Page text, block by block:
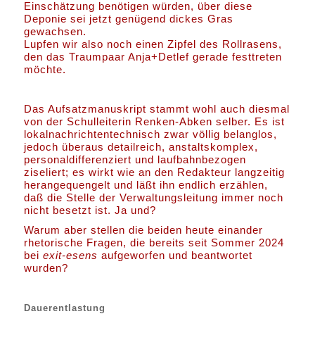
Einschätzung benötigen würden, über diese
Deponie sei jetzt genügend dickes Gras
gewachsen.
Lupfen wir also noch einen Zipfel des Rollrasens,
den das Traumpaar Anja+Detlef gerade festtreten
möchte.
Das Aufsatzmanuskript stammt wohl auch diesmal
von der Schulleiterin Renken-Abken selber. Es ist
lokalnachrichtentechnisch zwar völlig belanglos,
jedoch überaus detailreich, anstaltskomplex,
personaldifferenziert und laufbahnbezogen
ziseliert; es wirkt wie an den Redakteur langzeitig
herangequengelt und läßt ihn endlich erzählen,
daß die Stelle der Verwaltungsleitung immer noch
nicht besetzt ist. Ja und?
Warum aber stellen die beiden heute einander
rhetorische Fragen, die bereits seit Sommer 2024
beiexit-esens aufgeworfen und beantwortet
wurden?
Dauerentlastung